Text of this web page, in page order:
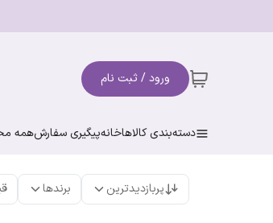
ورود / ثبت نام
دسته‌بندی کالاهاخانهپیگیری سفارشهمه
پربازدیدترین برندها